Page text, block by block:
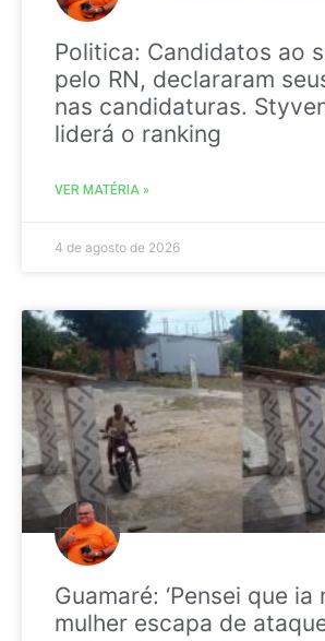
Politica: Candidatos ao
pelo RN, declararam
nas candidaturas.
liderá o ranking
VER MATÉRIA »
4 de agosto de 2026
Guamaré: ‘Pensei que ia
mulher escapa de